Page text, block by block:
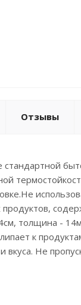
Отзывы
продуктов,
толщина -
к
вкуса. Не